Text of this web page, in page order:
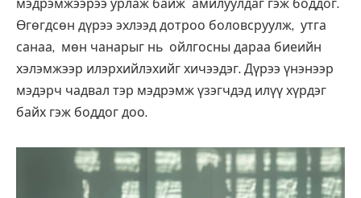
мэдрэмжээрээ урлаж байж амилуулдаг гэж боддог.
Өгөгдсөн дүрээ эхлээд дотроо боловсруулж, утга
санаа, мөн чанарыг нь ойлгосны дараа биеийн
хэлэмжээр илэрхийлэхийг хичээдэг. Дүрээ үнэнээр
мэдэрч чадвал тэр мэдрэмж үзэгчдэд илүү хүрдэг
байх гэж боддог доо.